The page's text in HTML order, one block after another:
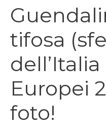
tifosa
Europei
foto!